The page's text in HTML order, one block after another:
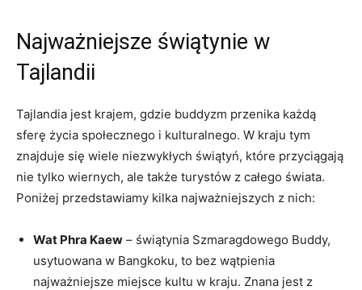
Najważniejsze świątynie w
Tajlandii
Tajlandia jest krajem, gdzie buddyzm przenika każdą​
sferę życia społecznego i kulturalnego. W kraju‌ tym
znajduje się ⁣wiele niezwykłych świątyń, które przyciągają
nie tylko ⁢wiernych, ale także turystów z‍ całego świata.
Poniżej przedstawiamy kilka najważniejszych‍ z nich:
Wat ⁤Phra Kaew – świątynia ​Szmaragdowego Buddy,‍
usytuowana w‌ Bangkoku,‍ to bez wątpienia
najważniejsze ⁤miejsce kultu w kraju. Znana jest z